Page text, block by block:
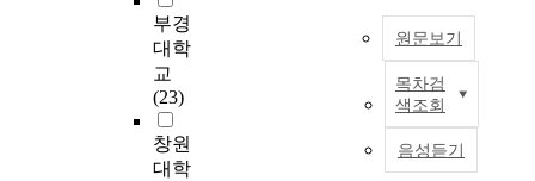
부경
대학
교
(23)
창원
대학
원문보기
목차검
색조회
음성듣기